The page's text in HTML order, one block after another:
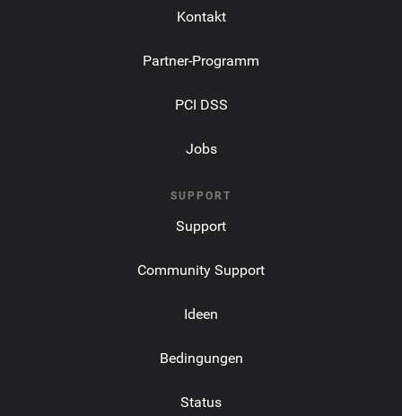
Kontakt
Partner-Programm
PCI DSS
Jobs
SUPPORT
Support
Community Support
Ideen
Bedingungen
Status